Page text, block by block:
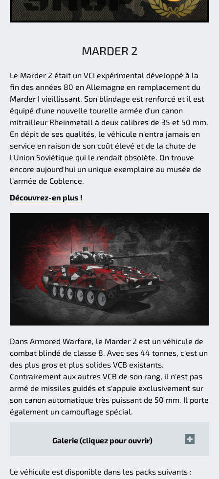
MARDER 2
Le Marder 2 était un VCI expérimental développé à la
fin des années 80 en Allemagne en remplacement du
Marder I vieillissant. Son blindage est renforcé et il est
équipé d'une nouvelle tourelle armée d'un canon
mitrailleur Rheinmetall à deux calibres de 35 et 50 mm.
En dépit de ses qualités, le véhicule n'entra jamais en
service en raison de son coût élevé et de la chute de
l'Union Soviétique qui le rendait obsolète. On trouve
encore aujourd'hui un unique exemplaire au musée de
l'armée de Coblence.
Découvrez-en plus !
Dans Armored Warfare, le Marder 2 est un véhicule de
combat blindé de classe 8. Avec ses 44 tonnes, c'est un
des plus gros et plus solides VCB existants.
Contrairement aux autres VCB de son rang, il n'est pas
armé de missiles guidés et s'appuie exclusivement sur
son canon automatique très puissant de 50 mm. Il porte
également un camouflage spécial.
Galerie (cliquez pour ouvrir)
Le véhicule est disponible dans les packs suivants :